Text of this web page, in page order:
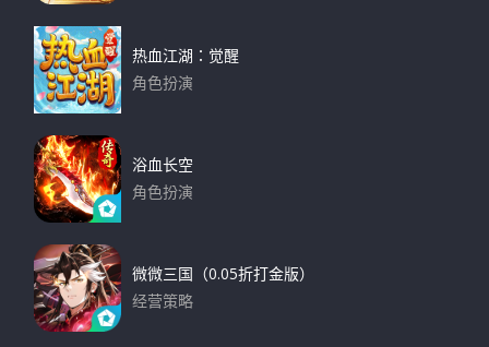
热血江湖：觉醒
角色扮演
浴血长空
角色扮演
微微三国（0.05折打金版）
经营策略